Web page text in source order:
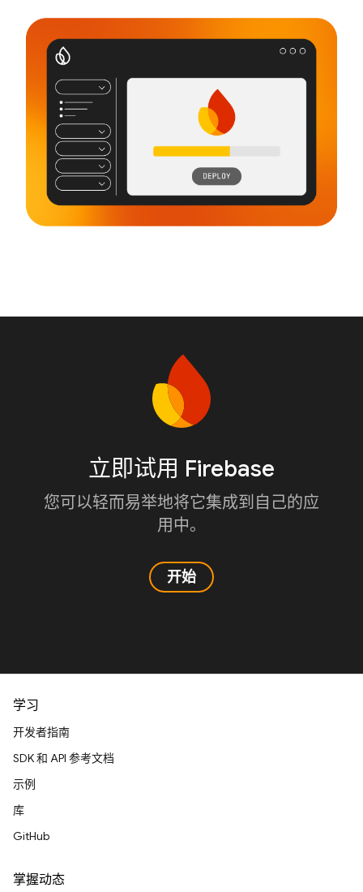
立即试用 Firebase
您可以轻而易举地将它集成到自己的应
用中。
开始
学习
开发者指南
SDK 和 API 参考文档
示例
库
GitHub
掌握动态